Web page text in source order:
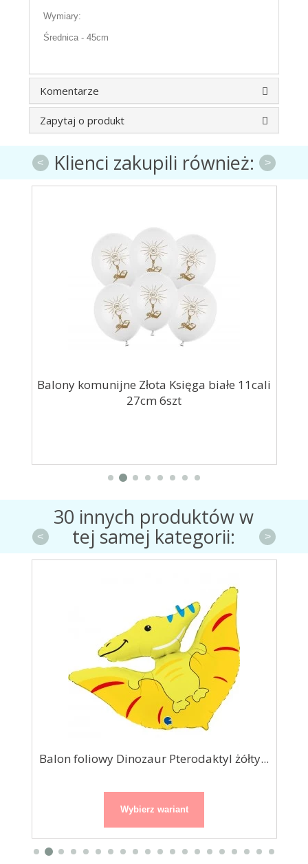
Wymiary:
Średnica - 45cm
Komentarze
Zapytaj o produkt
Klienci zakupili również:
Balony komunijne Złota Księga białe 11cali
27cm 6szt
< >
30 innych produktów w
tej samej kategorii:
Balon foliowy Dinozaur Pterodaktyl żółty...
Wybierz wariant
< >